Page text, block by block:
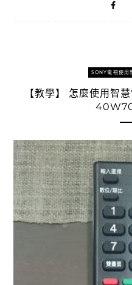
SONY電視使用
【教學】 怎麼使用智